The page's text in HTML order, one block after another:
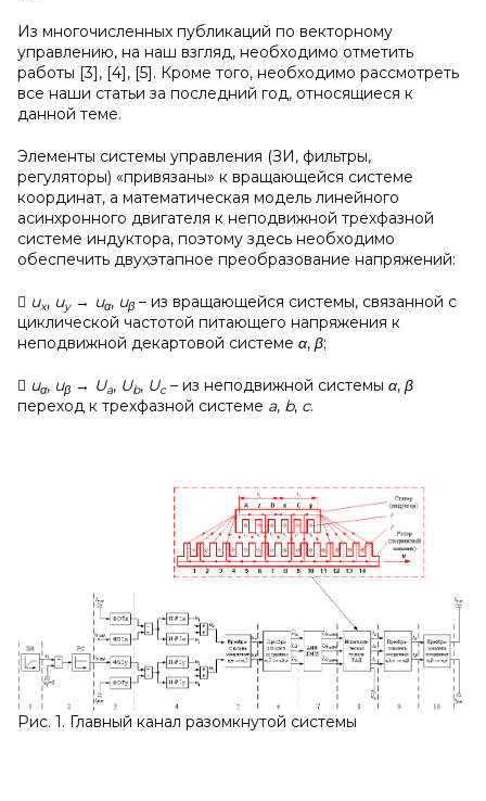
Из многочисленных публикаций по векторному
управлению, на наш взгляд, необходимо отметить
работы [3], [4], [5]. Кроме того, необходимо рассмотреть
все наши статьи за последний год, относящиеся к
данной теме.
Элементы системы управления (ЗИ, фильтры,
регуляторы) «привязаны» к вращающейся системе
координат, а математическая модель линейного
асинхронного двигателя к неподвижной трехфазной
системе индуктора, поэтому здесь необходимо
обеспечить двухэтапное преобразование напряжений:
 ux, uy→ uα, uβ – из вращающейся системы, связанной с
циклической частотой питающего напряжения к
неподвижной декартовой системе α, β;
 uα, uβ → Ua, Ub, Uc– из неподвижной системы α, β
переход к трехфазной системе a, b, c.
Рис. 1. Главный канал разомкнутой системы